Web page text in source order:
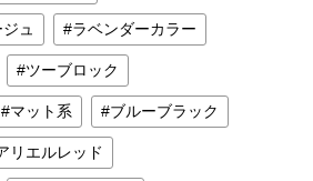
ュ ラベンダーカラー
ツーブロック
マット系 ブルーブラック
リエルレッド